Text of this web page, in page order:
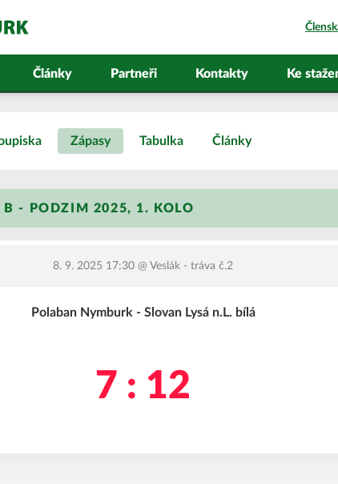
Články Partneři Kontakty Ke
Zápasy Tabulka Články
B - PODZIM 2025, 1. KOLO
8. 9. 2025 17:30 @ Veslák - tráva č.2
Polaban Nymburk - Slovan Lysá n.L. bílá
7 : 12